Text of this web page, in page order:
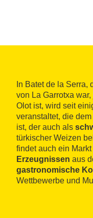
In Batet de la Serra,
von La Garrotxa
Olot ist, wird seit
veranstaltet, die
ist, der auch als
türkischer Weizen
findet auch ein
Erzeugnissen aus
gastronomische
Wettbewerbe und